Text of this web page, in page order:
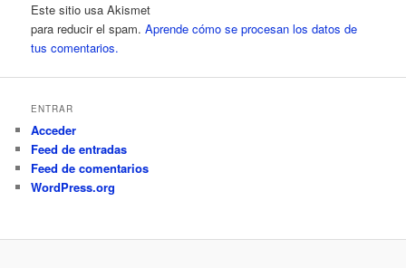
Este sitio usa Akismet
para reducir el spam.Aprende cómo se procesan los datos de
tus comentarios.
ENTRAR
Acceder
Feed de entradas
Feed de comentarios
WordPress.org